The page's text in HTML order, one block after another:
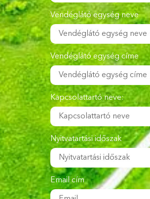
Vendéglátó egység neve
Vendéglátó egység címe
Kapcsolattartó neve:
Nyitvatartási időszak
Email cím